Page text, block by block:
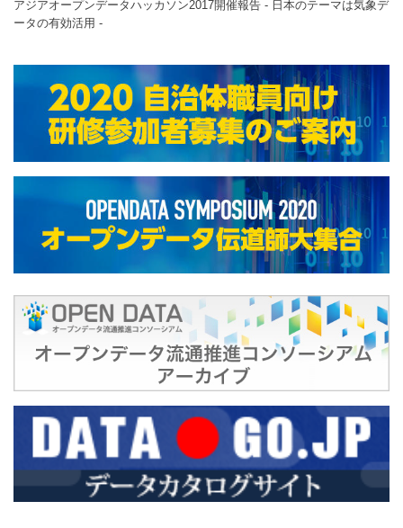
アジアオープンデータハッカソン2017開催報告 ‐ 日本のテーマは気象デ
ータの有効活用 ‐